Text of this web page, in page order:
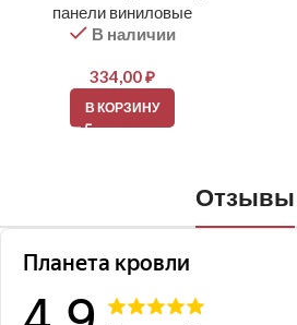
панели виниловые
В наличии
334,00₽
В КОРЗИНУ
Отзывы